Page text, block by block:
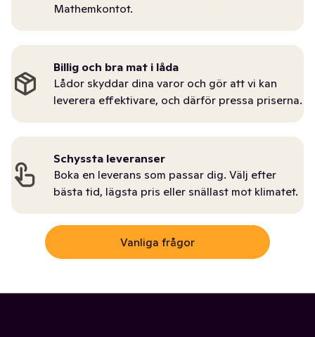
Mathemkontot.
Billig och bra mat i låda
Lådor skyddar dina varor och gör att vi kan
leverera effektivare, och därför pressa priserna.
Schyssta leveranser
Boka en leverans som passar dig. Välj efter
bästa tid, lägsta pris eller snällast mot klimatet.
Vanliga frågor